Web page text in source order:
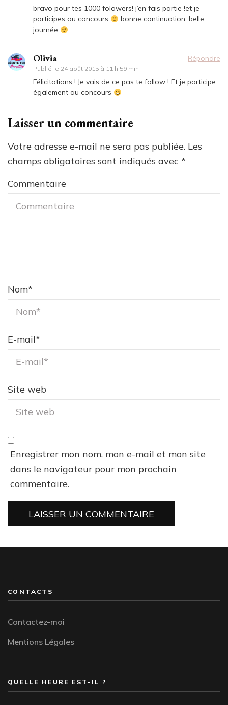
bravo pour tes 1000 folowers! j’en fais partie !et je
participes au concours
bonne continuation, belle
journée
Olivia
Publié le 24 août 2015 à 11 h 59 min
Répondre
Félicitations ! Je vais de ce pas te follow ! Et je participe
également au concours
Laisser un commentaire
Votre adresse e-mail ne sera pas publiée. Les
champs obligatoires sont indiqués avec *
Commentaire
Nom*
E-mail*
Site web
Enregistrer mon nom, mon e-mail et mon site
dans le navigateur pour mon prochain
commentaire.
CONTACTS
Contactez-moi
Mentions Légales
QUELLE HEURE EST-IL ?